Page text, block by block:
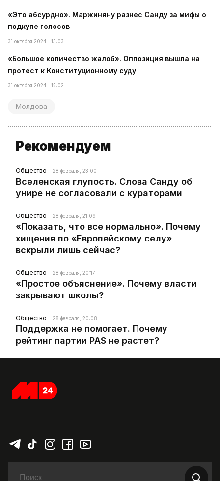
«Это абсурдно». Маржиняну разнес Санду за мифы о
подкупе голосов
31 октября 2024 | 13:03
«Большое количество жалоб». Оппозиция вышла на
протест к Конституционному суду
31 октября 2024 | 12:02
Молдова
Рекомендуем
Общество 28 февраля, 23:00
Вселенская глупость. Слова Санду об
унире не согласовали с кураторами
Общество 28 февраля, 21:09
«Показать, что все нормально». Почему
хищения по «Европейскому селу»
вскрыли лишь сейчас?
Общество 28 февраля, 20:17
«Простое объяснение». Почему власти
закрывают школы?
Общество 28 февраля, 20:08
Поддержка не помогает. Почему
рейтинг партии PAS не растет?